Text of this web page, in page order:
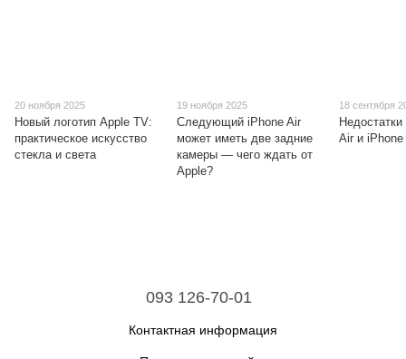
20 ноября 2025
Новый логотип Apple TV:
практическое искусство
стекла и света
19 ноября 2025
Следующий iPhone Air
может иметь две задние
камеры — чего ждать от
Apple?
18 сентября
Air и
093 126-70-01
Контактная информация